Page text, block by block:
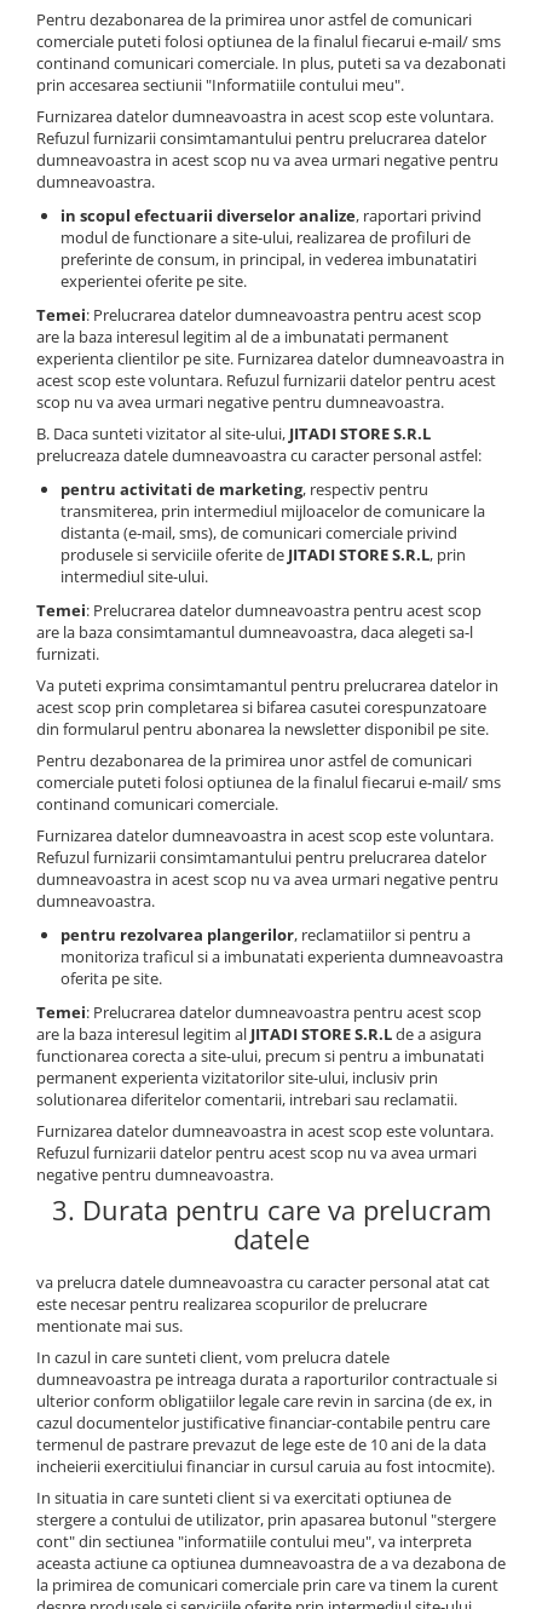
Pentru dezabonarea de la primirea unor astfel de comunicari
comerciale puteti folosi optiunea de la finalul fiecarui e-mail/ sms
continand comunicari comerciale. In plus, puteti sa va dezabonati
prin accesarea sectiunii "Informatiile contului meu".
Furnizarea datelor dumneavoastra in acest scop este voluntara.
Refuzul furnizarii consimtamantului pentru prelucrarea datelor
dumneavoastra in acest scop nu va avea urmari negative pentru
dumneavoastra.
in scopul efectuarii diverselor analize, raportari privind
modul de functionare a site-ului, realizarea de profiluri de
preferinte de consum, in principal, in vederea imbunatatiri
experientei oferite pe site.
Temei: Prelucrarea datelor dumneavoastra pentru acest scop
are la baza interesul legitim al de a imbunatati permanent
experienta clientilor pe site. Furnizarea datelor dumneavoastra in
acest scop este voluntara. Refuzul furnizarii datelor pentru acest
scop nu va avea urmari negative pentru dumneavoastra.
B. Daca sunteti vizitator al site-ului, JITADI STORE S.R.L
prelucreaza datele dumneavoastra cu caracter personal astfel:
pentru activitati de marketing, respectiv pentru
transmiterea, prin intermediul mijloacelor de comunicare la
distanta (e-mail, sms), de comunicari comerciale privind
produsele si serviciile oferite de JITADI STORE S.R.L, prin
intermediul site-ului.
Temei: Prelucrarea datelor dumneavoastra pentru acest scop
are la baza consimtamantul dumneavoastra, daca alegeti sa-l
furnizati.
Va puteti exprima consimtamantul pentru prelucrarea datelor in
acest scop prin completarea si bifarea casutei corespunzatoare
din formularul pentru abonarea la newsletter disponibil pe site.
Pentru dezabonarea de la primirea unor astfel de comunicari
comerciale puteti folosi optiunea de la finalul fiecarui e-mail/ sms
continand comunicari comerciale.
Furnizarea datelor dumneavoastra in acest scop este voluntara.
Refuzul furnizarii consimtamantului pentru prelucrarea datelor
dumneavoastra in acest scop nu va avea urmari negative pentru
dumneavoastra.
pentru rezolvarea plangerilor, reclamatiilor si pentru a
monitoriza traficul si a imbunatati experienta dumneavoastra
oferita pe site.
Temei: Prelucrarea datelor dumneavoastra pentru acest scop
are la baza interesul legitim al JITADI STORE S.R.Lde a asigura
functionarea corecta a site-ului, precum si pentru a imbunatati
permanent experienta vizitatorilor site-ului, inclusiv prin
solutionarea diferitelor comentarii, intrebari sau reclamatii.
Furnizarea datelor dumneavoastra in acest scop este voluntara.
Refuzul furnizarii datelor pentru acest scop nu va avea urmari
negative pentru dumneavoastra.
3. Durata pentru care va prelucram
datele
va prelucra datele dumneavoastra cu caracter personal atat cat
este necesar pentru realizarea scopurilor de prelucrare
mentionate mai sus.
In cazul in care sunteti client, vom prelucra datele
dumneavoastra pe intreaga durata a raporturilor contractuale si
ulterior conform obligatiilor legale care revin in sarcina (de ex, in
cazul documentelor justificative financiar-contabile pentru care
termenul de pastrare prevazut de lege este de 10 ani de la data
incheierii exercitiului financiar in cursul caruia au fost intocmite).
In situatia in care sunteti client si va exercitati optiunea de
stergere a contului de utilizator, prin apasarea butonul "stergere
cont" din sectiunea "informatiile contului meu", va interpreta
aceasta actiune ca optiunea dumneavoastra de a va dezabona de
la primirea de comunicari comerciale prin care va tinem la curent